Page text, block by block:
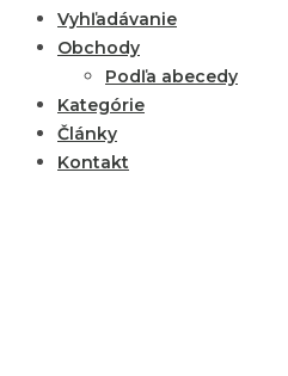
Vyhľadávanie
Obchody
Podľa abecedy
Kategórie
Články
Kontakt